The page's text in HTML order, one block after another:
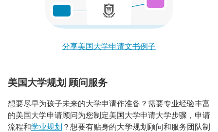
分享美国大学申请文书例子
美国大学规划 顾问服务
想要尽早为孩子未来的大学申请作准备？需要专业经验丰富
的美国大学申请顾问为您制定美国大学申请大学步骤，申请
流程和学业规划 ？想要有贴身的大学规划顾问和服务团队制